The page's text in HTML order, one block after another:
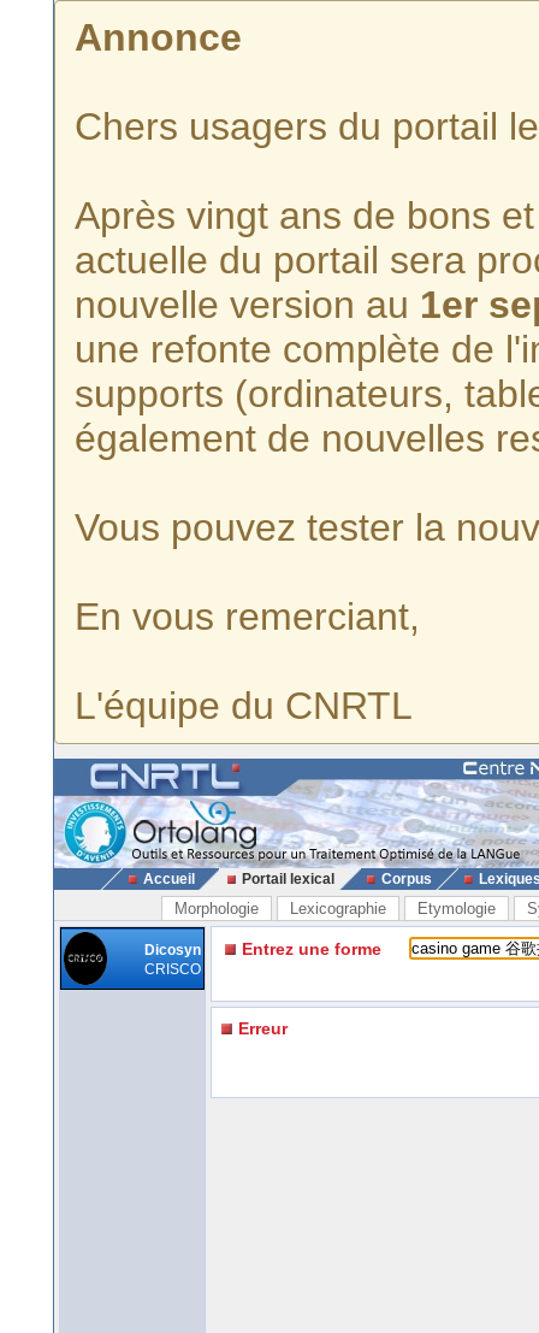
Annonce
Chers usagers du portail
Après vingt ans de bons
actuelle du portail sera
nouvelle version au 1er
une refonte complète de
supports (ordinateurs,
également de nouvelles
Vous pouvez tester la
En vous remerciant,
L'équipe du CNRTL
Accueil Portail lexical Corpus
Morphologie Lexicographie Etymologie
Dicosyn
CRISCO
Entrez une forme
Erreur